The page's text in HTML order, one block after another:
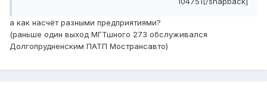
а как насчёт разными предприятиями?
(раньше один выход МГТшного 273 обслуживался
Долгопрудненским ПАТП Мострансавто)